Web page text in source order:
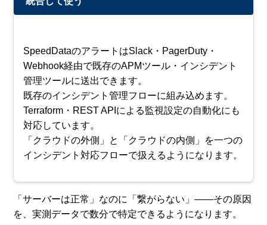
SpeedDataのアラートはSlack・PagerDuty・
Webhook経由で既存のAPMツール・インシデント
管理ツールに送出できます。
既存のインシデント管理フローに組み込めます。
Terraform・REST APIによる監視設定の自動化にも
対応しています。
「クラウドの外側」と「クラウドの内側」を一つの
インシデント対応フローで扱えるようになります。
「サーバーは正常」なのに「繋がらない」——その原因
を、実測データで数分で特定できるようになります。